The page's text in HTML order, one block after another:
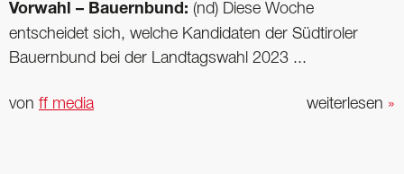
Vorwahl – Bauernbund: (nd) Diese Woche
entscheidet sich, welche Kandidaten der Südtiroler
Bauernbund bei der Landtagswahl 2023 ...
weiterlesen »
von ff media